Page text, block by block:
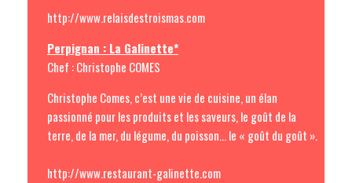
http://www.relaisdestroismas.com
Perpignan : La Galinette*
Chef : Christophe COMES
Christophe Comes, c’est une vie de cuisine, un élan
passionné pour les produits et les saveurs, le goût de la
terre, de la mer, du légume, du poisson… le « goût du goût ».
http://www.restaurant-galinette.com